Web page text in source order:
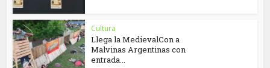
Cultura
Llega la MedievalCon a
Malvinas Argentinas con
entrada...